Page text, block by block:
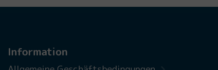
Information